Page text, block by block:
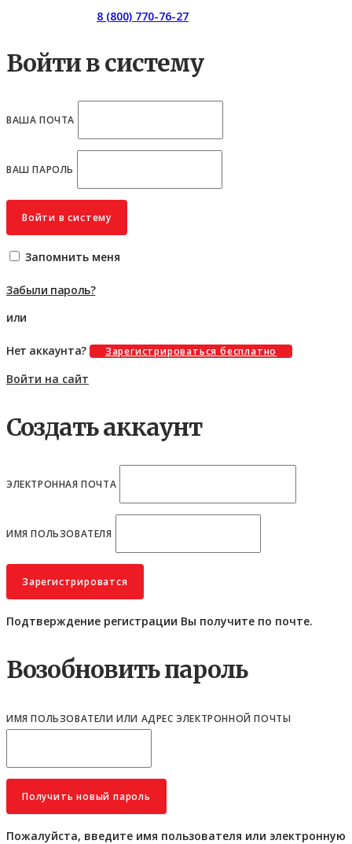
8 (800) 770-76-27
Войти в систему
ВАША ПОЧТА
ВАШ ПАРОЛЬ
Войти в систему
Запомнить меня
Забыли пароль?
или
Нет аккаунта? Зарегистрироваться бесплатно
Войти на сайт
Создать аккаунт
ЭЛЕКТРОННАЯ ПОЧТА
ИМЯ ПОЛЬЗОВАТЕЛЯ
Подтверждение регистрации Вы получите по почте.
Возобновить пароль
ИМЯ ПОЛЬЗОВАТЕЛИ ИЛИ АДРЕС ЭЛЕКТРОННОЙ ПОЧТЫ
Пожалуйста, введите имя пользователя или электронную